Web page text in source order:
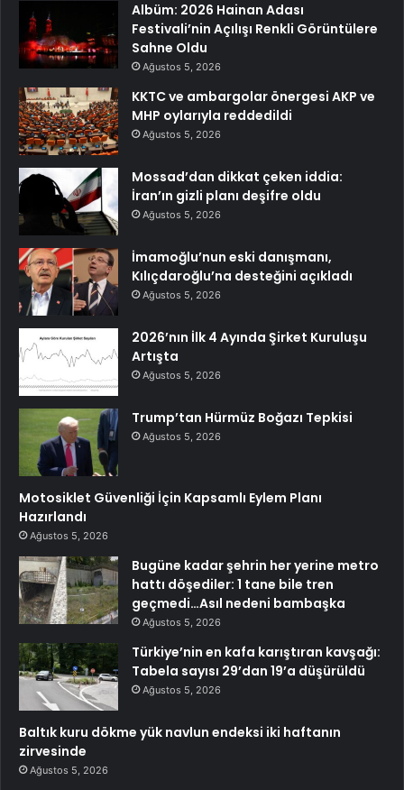
Albüm: 2026 Hainan Adası
Festivali’nin Açılışı Renkli Görüntülere
Sahne Oldu
Ağustos 5, 2026
KKTC ve ambargolar önergesi AKP ve
MHP oylarıyla reddedildi
Ağustos 5, 2026
Mossad’dan dikkat çeken iddia:
İran’ın gizli planı deşifre oldu
Ağustos 5, 2026
İmamoğlu’nun eski danışmanı,
Kılıçdaroğlu’na desteğini açıkladı
Ağustos 5, 2026
2026’nın İlk 4 Ayında Şirket Kuruluşu
Artışta
Ağustos 5, 2026
Trump’tan Hürmüz Boğazı Tepkisi
Ağustos 5, 2026
Motosiklet Güvenliği İçin Kapsamlı Eylem Planı
Hazırlandı
Ağustos 5, 2026
Bugüne kadar şehrin her yerine metro
hattı döşediler: 1 tane bile tren
geçmedi…Asıl nedeni bambaşka
Ağustos 5, 2026
Türkiye’nin en kafa karıştıran kavşağı:
Tabela sayısı 29’dan 19’a düşürüldü
Ağustos 5, 2026
Baltık kuru dökme yük navlun endeksi iki haftanın
zirvesinde
Ağustos 5, 2026